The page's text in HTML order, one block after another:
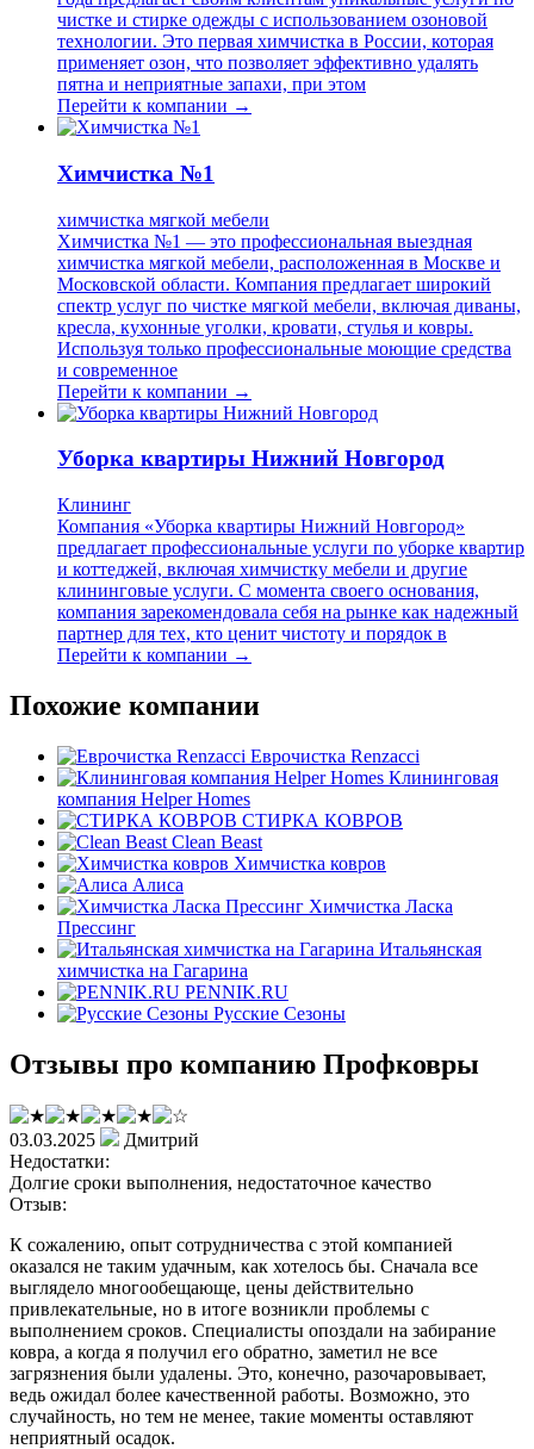
чистке и стирке одежды с использованием озоновой
технологии. Это первая химчистка в России, которая
применяет озон, что позволяет эффективно удалять
пятна и неприятные запахи, при этом
Перейти к компании →
Химчистка №1
химчистка мягкой мебели
Химчистка №1 — это профессиональная выездная
химчистка мягкой мебели, расположенная в Москве и
Московской области. Компания предлагает широкий
спектр услуг по чистке мягкой мебели, включая диваны,
кресла, кухонные уголки, кровати, стулья и ковры.
Используя только профессиональные моющие средства
и современное
Перейти к компании →
Уборка квартиры Нижний Новгород
Клининг
Компания «Уборка квартиры Нижний Новгород»
предлагает профессиональные услуги по уборке квартир
и коттеджей, включая химчистку мебели и другие
клининговые услуги. С момента своего основания,
компания зарекомендовала себя на рынке как надежный
партнер для тех, кто ценит чистоту и порядок в
Перейти к компании →
Похожие компании
Еврочистка Renzacci
Клининговая
компания Helper Homes
СТИРКА КОВРОВ
Clean Beast
Химчистка ковров
Алиса
Химчистка Ласка
Прессинг
Итальянская
химчистка на Гагарина
PENNIK.RU
Русские Сезоны
Отзывы про компанию Профковры
03.03.2025
Дмитрий
Недостатки:
Долгие сроки выполнения, недостаточное качество
Отзыв:
К сожалению, опыт сотрудничества с этой компанией
оказался не таким удачным, как хотелось бы. Сначала все
выглядело многообещающе, цены действительно
привлекательные, но в итоге возникли проблемы с
выполнением сроков. Специалисты опоздали на забирание
ковра, а когда я получил его обратно, заметил не все
загрязнения были удалены. Это, конечно, разочаровывает,
ведь ожидал более качественной работы. Возможно, это
случайность, но тем не менее, такие моменты оставляют
неприятный осадок.